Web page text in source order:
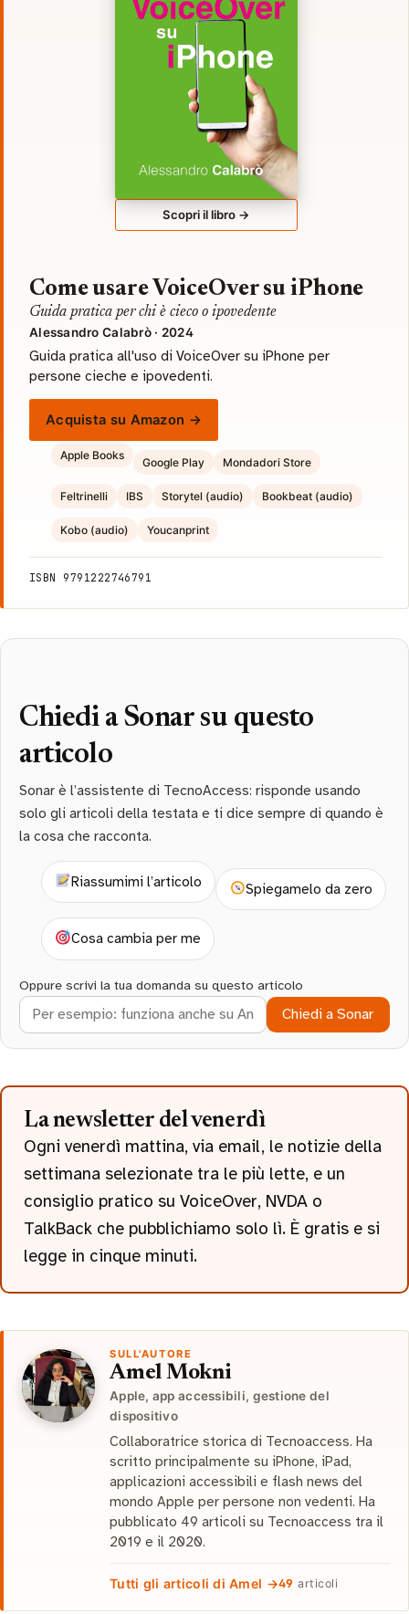
Scopri il libro →
Come usare VoiceOver su iPhone
Guida pratica per chi è cieco o ipovedente
Alessandro Calabrò · 2024
Guida pratica all'uso di VoiceOver su iPhone per
persone cieche e ipovedenti.
Acquista su Amazon →
Apple Books
Google Play Mondadori Store
Feltrinelli IBS Storytel (audio) Bookbeat (audio)
Kobo (audio) Youcanprint
ISBN 9791222746791
Chiedi a Sonar su questo
articolo
Sonar è l’assistente di TecnoAccess: risponde usando
solo gli articoli della testata e ti dice sempre di quando è
la cosa che racconta.
Riassumimi l’articolo Spiegamelo da zero
Cosa cambia per me
Oppure scrivi la tua domanda su questo articolo
Chiedi a Sonar
La newsletter del venerdì
Ogni venerdì mattina, via email, le notizie della
settimana selezionate tra le più lette, e un
consiglio pratico su VoiceOver, NVDA o
TalkBack che pubblichiamo solo lì. È gratis e si
legge in cinque minuti.
SULL'AUTORE
Amel Mokni
Apple, app accessibili, gestione del
dispositivo
Collaboratrice storica di Tecnoaccess. Ha
scritto principalmente su iPhone, iPad,
applicazioni accessibili e flash news del
mondo Apple per persone non vedenti. Ha
pubblicato 49 articoli su Tecnoaccess tra il
2019 e il 2020.
Tutti gli articoli di Amel →49 articoli